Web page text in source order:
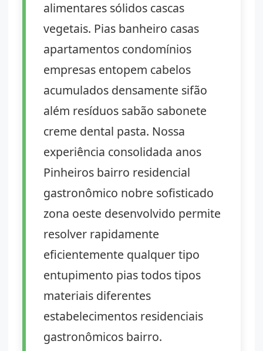
alimentares sólidos cascas
vegetais. Pias banheiro casas
apartamentos condomínios
empresas entopem cabelos
acumulados densamente sifão
além resíduos sabão sabonete
creme dental pasta. Nossa
experiência consolidada anos
Pinheiros bairro residencial
gastronômico nobre sofisticado
zona oeste desenvolvido permite
resolver rapidamente
eficientemente qualquer tipo
entupimento pias todos tipos
materiais diferentes
estabelecimentos residenciais
gastronômicos bairro.